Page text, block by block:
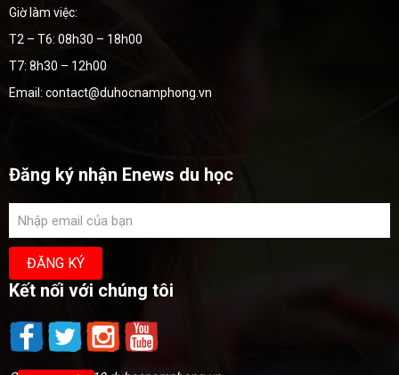
Giờ làm việc:
T2 – T6: 08h30 – 18h00
T7: 8h30 – 12h00
Email: contact@duhocnamphong.vn
Đăng ký nhận Enews du học
Kết nối với chúng tôi